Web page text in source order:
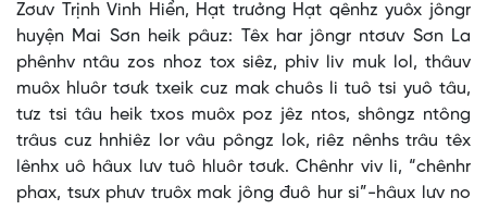
Zơưv Trịnh Vinh Hiển, Hạt trưởng Hạt qênhz yuôx jôngr
huyện Mai Sơn heik pâuz: Têx har jôngr ntơưv Sơn La
phênhv ntâu zos nhoz tox siêz, phiv liv muk lol, thâuv
muôx hluôr tơưk txeik cuz mak chuôs li tuô tsi yuô tâu,
tưz tsi tâu heik txos muôx poz jêz ntos, shôngz ntông
trâus cuz hnhiêz lor vâu pôngz lok, riêz nênhs trâu têx
lênhx uô hâux lưv tuô hluôr tơưk. Chênhr viv li, “chênhr
phax, tsưx phưv truôx mak jông đuô hur si”-hâux lưv no